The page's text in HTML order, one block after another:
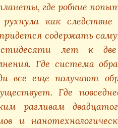
где робкие
как
содержать
лет к
Где система
все еще получают
Где
разливам
и